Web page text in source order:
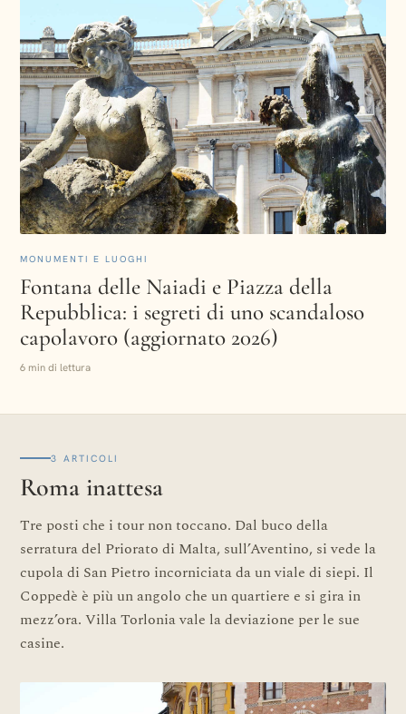
MONUMENTI E LUOGHI
Fontana delle Naiadi e Piazza della
Repubblica: i segreti di uno scandaloso
capolavoro (aggiornato 2026)
6 min di lettura
3 ARTICOLI
Roma inattesa
Tre posti che i tour non toccano. Dal buco della
serratura del Priorato di Malta, sull’Aventino, si vede la
cupola di San Pietro incorniciata da un viale di siepi. Il
Coppedè è più un angolo che un quartiere e si gira in
mezz’ora. Villa Torlonia vale la deviazione per le sue
casine.